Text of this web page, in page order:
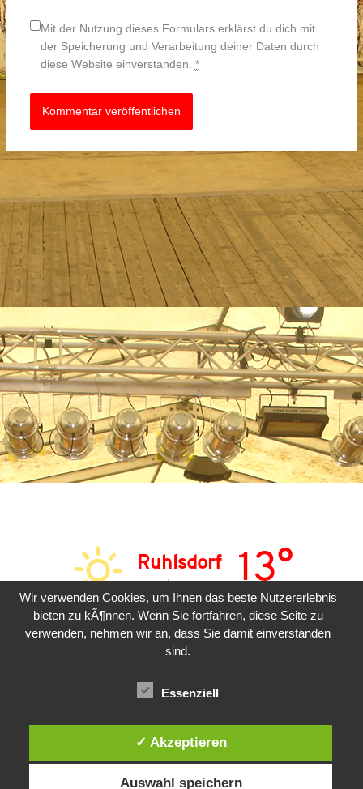
Mit der Nutzung dieses Formulars erklärst du dich mit
der Speicherung und Verarbeitung deiner Daten durch
diese Website einverstanden. *
Ruhlsdorf
sonnig 13°
SAM SON MON
Wir verwenden Cookies, um Ihnen das beste Nutzererlebnis
bieten zu kÃ¶nnen. Wenn Sie fortfahren, diese Seite zu
verwenden, nehmen wir an, dass Sie damit einverstanden
sind.
Essenziell
✓ Akzeptieren
Auswahl speichern